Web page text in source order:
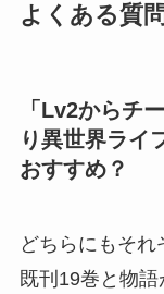
よくある質
「Lv2からチ
り異世界ライ
おすすめ？
どちらにもそ
既刊19巻と物